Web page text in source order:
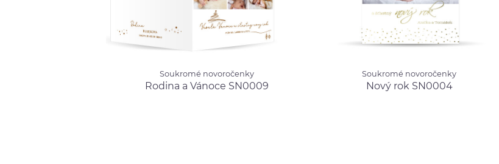
Soukromé novoročenky
Rodina a Vánoce SN0009 od 23.00 Kč
Soukromé novoročenky
Rodina a Vánoce SN0009
Soukromé novoročenky
Nový rok SN0004 od 17.00 Kč
Soukromé novoročenky
Nový rok SN0004